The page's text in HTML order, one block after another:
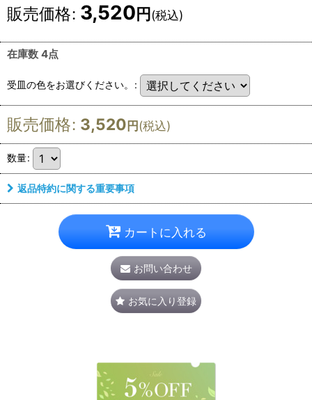
販売価格: 3,520円(税込)
在庫数 4点
受皿の色をお選びください。 :
販売価格: 3,520円(税込)
数量:
返品特約に関する重要事項
カートに入れる
お問い合わせ
お気に入り登録